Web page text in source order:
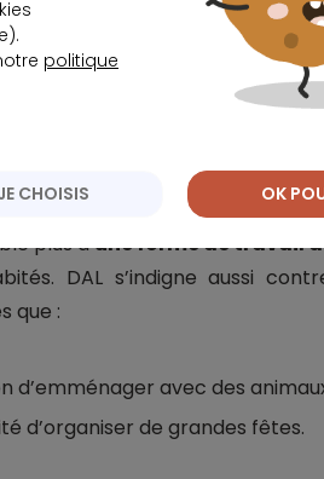
dans le détail de ces
doutent de la légalité et des
(DAL) s’interroge
d’occuper les
plus àune forme de travail
DAL s’indigne aussi
que :
d’emménager avec des
d’organiser de grandes fêtes.
politique
CHOISIS OK